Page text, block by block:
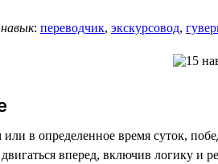
: переводчик, экскурсовод,
в определенное время суток,
вперед, включив логику и